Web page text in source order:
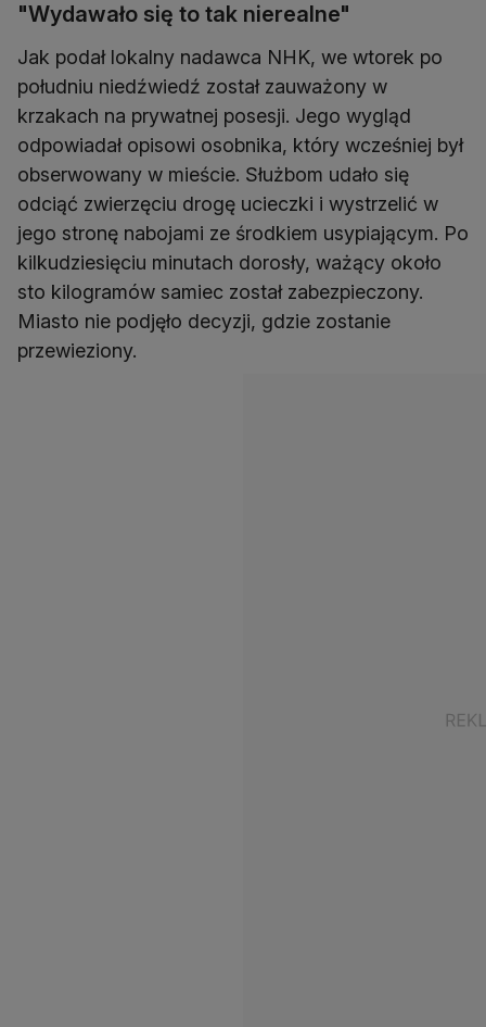
"Wydawało się to tak nierealne"
Jak podał lokalny nadawca NHK, we wtorek po
południu niedźwiedź został zauważony w
krzakach na prywatnej posesji. Jego wygląd
odpowiadał opisowi osobnika, który wcześniej był
obserwowany w mieście. Służbom udało się
odciąć zwierzęciu drogę ucieczki i wystrzelić w
jego stronę nabojami ze środkiem usypiającym. Po
kilkudziesięciu minutach dorosły, ważący około
sto kilogramów samiec został zabezpieczony.
Miasto nie podjęło decyzji, gdzie zostanie
przewieziony.